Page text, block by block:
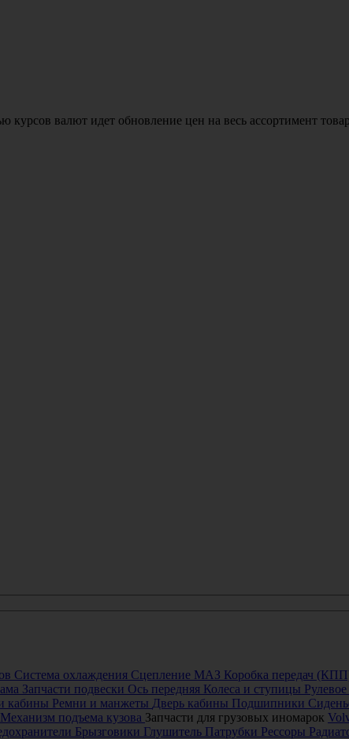
курсов валют идет обновление цен на весь ассортимент
Система охлаждения Сцепление МАЗ Коробка передач
Запчасти подвески Ось передняя Колеса и ступицы
кабины Ремни и манжеты Дверь кабины Подшипники
Механизм подъема кузова Запчасти для грузовых иномарок
Брызговики Глушитель Патрубки Рессоры